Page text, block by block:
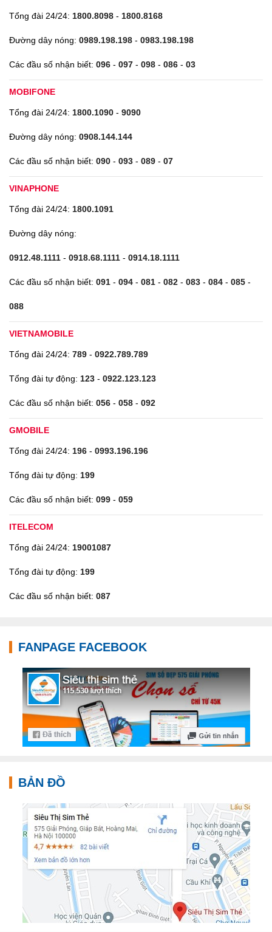
Tổng đài 24/24: 1800.8098 - 1800.8168
Đường dây nóng: 0989.198.198 - 0983.198.198
Các đầu số nhận biết: 096 - 097 - 098 - 086 - 03
MOBIFONE
Tổng đài 24/24: 1800.1090 - 9090
Đường dây nóng: 0908.144.144
Các đầu số nhận biết: 090 - 093 - 089 - 07
VINAPHONE
Tổng đài 24/24: 1800.1091
Đường dây nóng:
0912.48.1111 - 0918.68.1111 - 0914.18.1111
Các đầu số nhận biết: 091 - 094 - 081 - 082 - 083 - 084 - 085 -
088
VIETNAMOBILE
Tổng đài 24/24: 789 - 0922.789.789
Tổng đài tự động: 123 - 0922.123.123
Các đầu số nhận biết: 056 - 058 - 092
GMOBILE
Tổng đài 24/24: 196 - 0993.196.196
Tổng đài tự động: 199
Các đầu số nhận biết: 099 - 059
ITELECOM
Tổng đài 24/24: 19001087
Tổng đài tự động: 199
Các đầu số nhận biết: 087
FANPAGE FACEBOOK
BẢN ĐỒ